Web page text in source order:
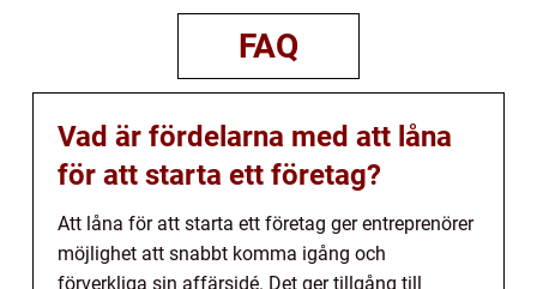
FAQ
Vad är fördelarna med att låna
för att starta ett företag?
Att låna för att starta ett företag ger entreprenörer
möjlighet att snabbt komma igång och
förverkliga sin affärsidé. Det ger tillgång till